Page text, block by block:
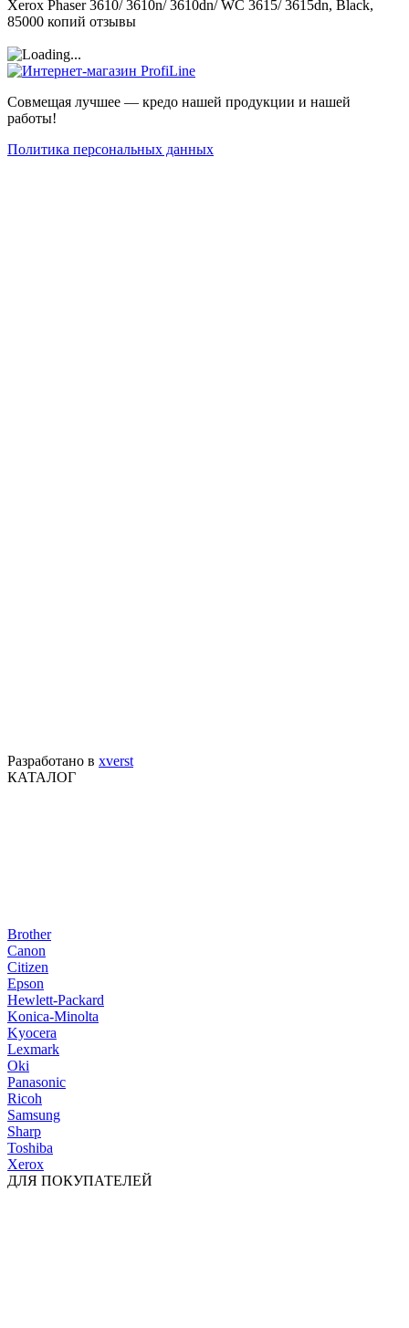
Xerox Phaser 3610/ 3610n/ 3610dn/ WC 3615/ 3615dn, Black,
85000 копий отзывы
Совмещая лучшее — кредо нашей продукции и нашей
работы!
Политика персональных данных
Разработано в xverst
КАТАЛОГ
Brother
Canon
Citizen
Epson
Hewlett-Packard
Konica-Minolta
Kyocera
Lexmark
Oki
Panasonic
Ricoh
Samsung
Sharp
Toshiba
Xerox
ДЛЯ ПОКУПАТЕЛЕЙ